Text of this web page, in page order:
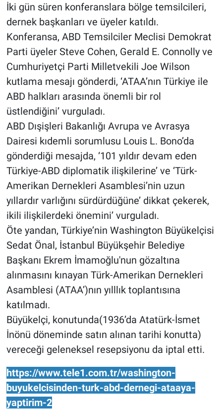
İki gün süren konferanslara bölge temsilcileri,
dernek başkanları ve üyeler katıldı.
Konferansa, ABD Temsilciler Meclisi Demokrat
Parti üyeler Steve Cohen, Gerald E. Connolly ve
Cumhuriyetçi Parti Milletvekili Joe Wilson
kutlama mesajı gönderdi, ‘ATAA’nın Türkiye ile
ABD halkları arasında önemli bir rol
üstlendiğini’ vurguladı.
ABD Dışişleri Bakanlığı Avrupa ve Avrasya
Dairesi kıdemli sorumlusu Louis L. Bono’da
gönderdiği mesajda, ‘101 yıldır devam eden
Türkiye-ABD diplomatik ilişkilerine’ ve ‘Türk-
Amerikan Dernekleri Asamblesi’nin uzun
yıllardır varlığını sürdürdüğüne’ dikkat çekerek,
ikili ilişkilerdeki önemini’ vurguladı.
Öte yandan, Türkiye’nin Washington Büyükelçisi
Sedat Önal, İstanbul Büyükşehir Belediye
Başkanı Ekrem İmamoğlu'nun gözaltına
alınmasını kınayan Türk-Amerikan Dernekleri
Asamblesi (ATAA’)nın yılllık toplantısına
katılmadı.
Büyükelçi, konutunda(1936’da Atatürk-İsmet
İnönü döneminde satın alınan tarihi konutta)
vereceği geleneksel resepsiyonu da iptal etti.
https://www.tele1.com.tr/washington-
buyukelcisinden-turk-abd-dernegi-ataaya-
yaptirim-2
Günün görüntüsü
Haber
İlan
Kimdir
Koronavirüs
Kültür Sanat
Ne demişti
Nedir
Popüler
Programlar
Spor
Teknoloji
Türkiye'nin Geleceği
Türkiye'nin Gündemi
Yerel Gündem